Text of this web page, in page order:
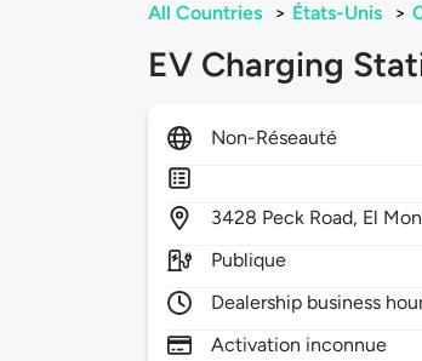
All Countries > États-Unis >
EV Charging
Non-Réseauté
3428 Peck Road, El
Publique
Dealership business
Activation inconnue